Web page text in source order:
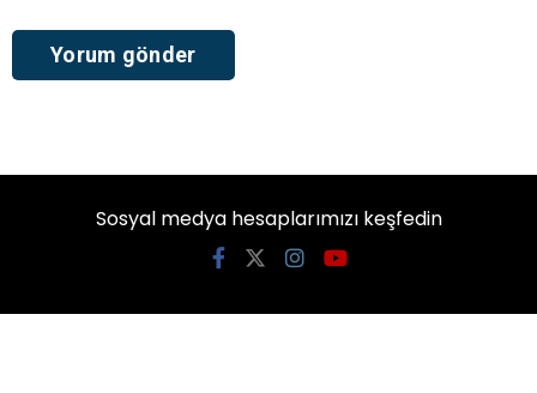
Sosyal medya hesaplarımızı keşfedin